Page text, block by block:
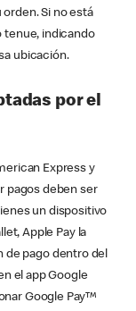
Si no está
tenue, indicando
ubicación.
por el
Express y
pagos deben ser
un dispositivo
Apple Pay la
pago dentro del
el app Google
Google Pay™